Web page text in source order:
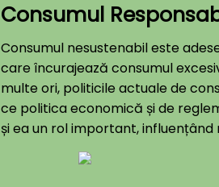
Consumul
Consumul nesustenabil este
care încurajează consumul
multe ori, politicile actuale de
ce politica economică și de
și ea un rol important,